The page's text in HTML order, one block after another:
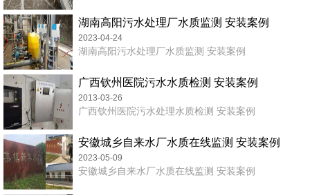
湖南高阳污水处理厂水质监测 安装案例
2023-04-24
湖南高阳污水处理厂水质监测 安装案例
广西钦州医院污水水质检测 安装案例
2013-03-26
广西钦州医院污水处理水质检测 安装案例
安徽城乡自来水厂水质在线监测 安装案例
2023-05-09
安徽城乡自来水厂水质在线监测 安装案例